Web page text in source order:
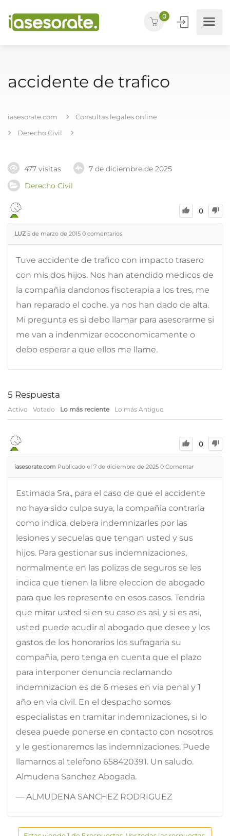
0
accidente de trafico
iasesorate.com
Consultas legales online
Derecho Civil
477 visitas
7 de diciembre de 2025
Derecho Civil
0
LUZ 5 de marzo de 2015 0 comentarios
Tuve accidente de trafico con impacto trasero
con mis dos hijos. Nos han atendido medicos de
la compañia dandonos fisoterapia a los tres, me
han reparado el coche. ya nos han dado de alta.
Mi pregunta es si debo llamar para asesorarme si
me van a indenmizar ecoconomicamente o
debo esperar a que ellos me llame.
5 Respuesta
Activo Votado Lo más reciente Lo más Antiguo
0
iasesorate.com Publicado el 7 de diciembre de 2025 0 Comentar
Estimada Sra., para el caso de que el accidente
no haya sido culpa suya, la compañia contraria
como indica, debera indemnizarles por las
lesiones y secuelas que tengan usted y sus
hijos. Para gestionar sus indemnizaciones,
normalmente en las polizas de seguros se les
indica que tienen la libre eleccion de abogado
para que les represente en esos casos. Tendria
que mirar usted si en su caso es asi, y si es asi,
usted puede acudir al abogado que desee y los
gastos de los honorarios los sufragaria su
compañia, pero tenga en cuenta que el plazo
para interponer denuncia reclamando
indemnizacion es de 6 meses en via penal y 1
año en via civil. En el despacho somos
especialistas en tramitar indemnizaciones, si lo
desea puede ponerse en contacto con nosotros
y le gestionaremos las indemnizaciones. Puede
llamarnos al telefono 658420391. Un saludo.
Almudena Sanchez Abogada.
— ALMUDENA SANCHEZ RODRIGUEZ